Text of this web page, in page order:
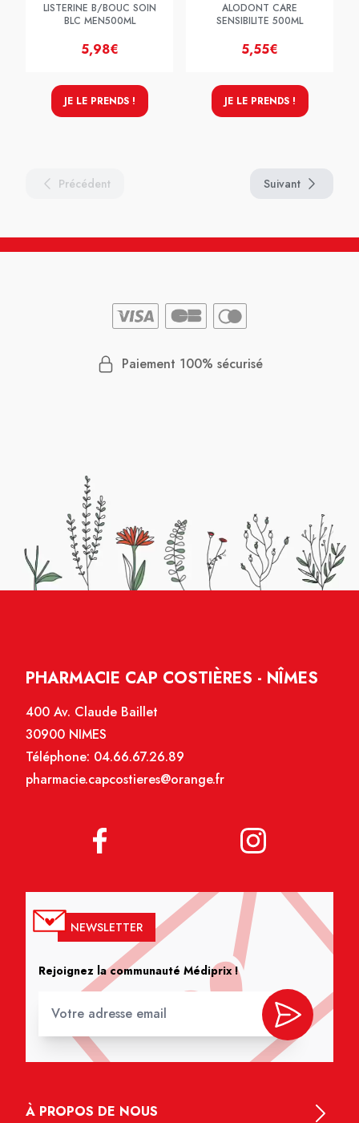
LISTERINE B/BOUC SOIN
BLC MEN500ML
5,98€
JE LE PRENDS !
ALODONT CARE
SENSIBILITE 500ML
5,55€
JE LE PRENDS !
Précédent Suivant
Paiement 100% sécurisé
PHARMACIE CAP COSTIÈRES - NÎMES
400 Av. Claude Baillet
30900 NIMES
Téléphone: 04.66.67.26.89
pharmacie.capcostieres@orange.fr
NEWSLETTER
Rejoignez la communauté Médiprix !
À PROPOS DE NOUS